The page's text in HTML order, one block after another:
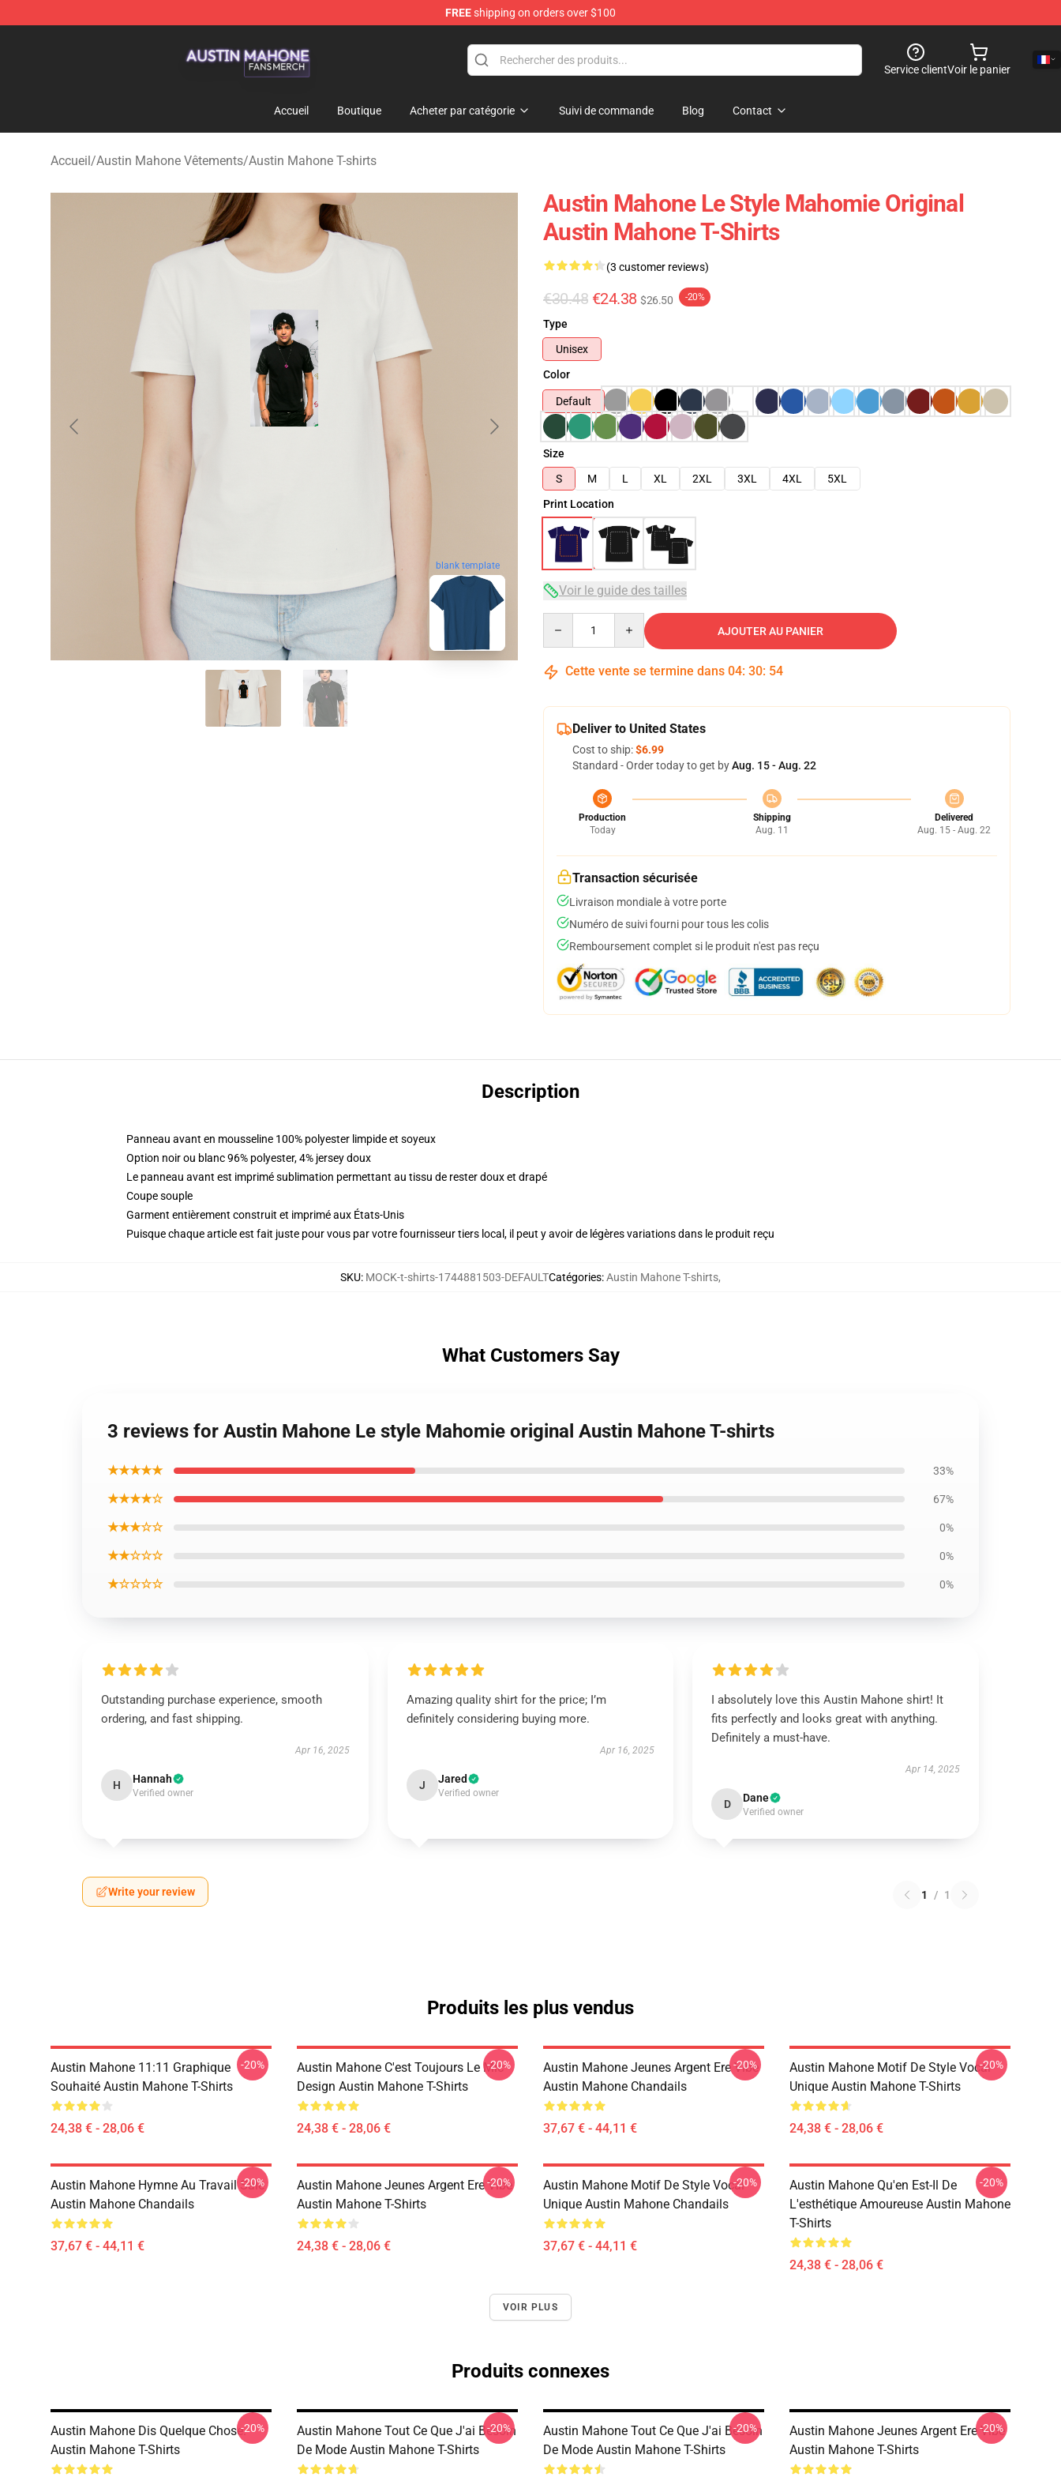
FREEshipping on orders over $100
Service clientVoir le panier
Accueil Boutique Acheter par catégorie Suivi de commande Blog Contact
Accueil/Austin Mahone Vêtements/Austin Mahone T-shirts
blank template
Austin Mahone Le Style Mahomie Original
Austin Mahone T-Shirts
(3 customer reviews)
€30.48 €24.38 $26.50 -20%
Type
Unisex
Color
Default
Size
S
M L XL 2XL 3XL 4XL
5XL
Print Location
Voir le guide des tailles
AJOUTER AU PANIER
Cette vente se termine dans 04: 30: 53
Deliver to United States
Cost to ship:$6.99
Standard - Order today to get byAug. 15 - Aug. 22
Production
Today
Shipping
Aug. 11
Delivered
Aug. 15 - Aug. 22
Transaction sécurisée
Livraison mondiale à votre porte
Numéro de suivi fourni pour tous les colis
Remboursement complet si le produit n'est pas reçu
Description
Panneau avant en mousseline 100% polyester limpide et soyeux
Option noir ou blanc 96% polyester, 4% jersey doux
Le panneau avant est imprimé sublimation permettant au tissu de rester doux et drapé
Coupe souple
Garment entièrement construit et imprimé aux États-Unis
Puisque chaque article est fait juste pour vous par votre fournisseur tiers local, il peut y avoir de légères variations dans le produit reçu
SKU: MOCK-t-shirts-1744881503-DEFAULTCatégories:Austin Mahone T-shirts,
What Customers Say
3 reviews for Austin Mahone Le style Mahomie original Austin Mahone T-shirts
★★★★★ 33%
★★★★☆ 67%
★★★☆☆ 0%
★★☆☆☆ 0%
★☆☆☆☆ 0%
Outstanding purchase experience, smooth
ordering, and fast shipping.
Apr 16, 2025
H Hannah
Verified owner
Amazing quality shirt for the price; I’m
definitely considering buying more.
Apr 16, 2025
J Jared
Verified owner
I absolutely love this Austin Mahone shirt! It
fits perfectly and looks great with anything.
Definitely a must-have.
Apr 14, 2025
D Dane
Verified owner
Write your review 1 / 1
Produits les plus vendus
Austin Mahone 11:11 Graphique
Souhaité Austin Mahone T-Shirts
24,38 € - 28,06 €
-20%
Austin Mahone C'est Toujours Le Mic
Design Austin Mahone T-Shirts
24,38 € - 28,06 €
-20%
Austin Mahone Jeunes Argent Ere Vibe
Austin Mahone Chandails
37,67 € - 44,11 €
-20%
Austin Mahone Motif De Style Vocal
Unique Austin Mahone T-Shirts
24,38 € - 28,06 €
-20%
Austin Mahone Hymne Au Travail Sale
Austin Mahone Chandails
37,67 € - 44,11 €
-20%
Austin Mahone Jeunes Argent Ere Vibe
Austin Mahone T-Shirts
24,38 € - 28,06 €
-20%
Austin Mahone Motif De Style Vocal
Unique Austin Mahone Chandails
37,67 € - 44,11 €
-20%
Austin Mahone Qu'en Est-Il De
L'esthétique Amoureuse Austin Mahone
T-Shirts
24,38 € - 28,06 €
-20%
VOIR PLUS
Produits connexes
Austin Mahone Dis Quelque Chose.
Austin Mahone T-Shirts
-20%
Austin Mahone Tout Ce Que J'ai Besoin
De Mode Austin Mahone T-Shirts
-20%
Austin Mahone Tout Ce Que J'ai Besoin
De Mode Austin Mahone T-Shirts
-20%
Austin Mahone Jeunes Argent Ere Vibe
Austin Mahone T-Shirts
-20%